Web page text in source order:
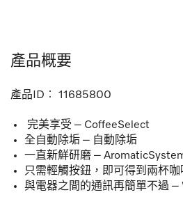
產品概要
產品ID︰ 11685800
完美享受 – CoffeeSelect
全自動除垢 – 自動除垢
一直新鮮研磨 –
只需輕觸按鈕，即可得到兩杯
與電器之間的通訊再簡單不過 –